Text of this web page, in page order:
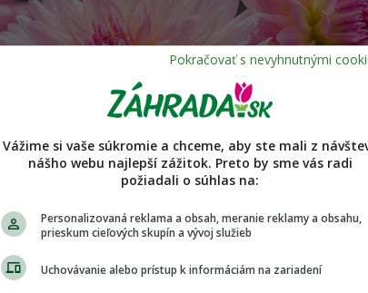
Vážime si vaše súkromie a chceme, aby ste mali z
nášho webu najlepší zážitok. Preto by sme vás radi
požiadali o súhlas na:
Personalizovaná reklama a obsah, meranie reklamy a obsahu,
prieskum cieľových skupín a vývoj služieb
Uchovávanie alebo prístup k informáciám na zariadení